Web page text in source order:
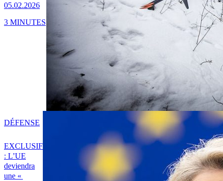
05.02.2026
3 MINUTES
EXCLUSIF
: L’UE
deviendra
une «
DÉFENSE